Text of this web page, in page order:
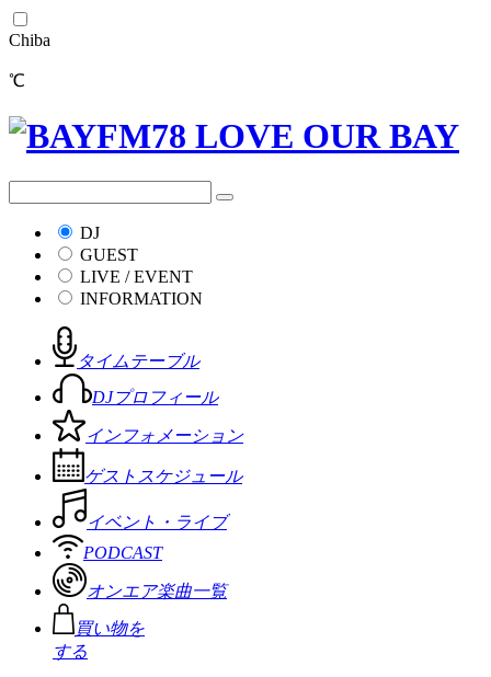
Chiba
℃
DJ
GUEST
LIVE / EVENT
INFORMATION
タイムテーブル
DJプロフィール
インフォメーション
ゲストスケジュール
イベント・ライブ
PODCAST
オンエア楽曲一覧
買い物を
する